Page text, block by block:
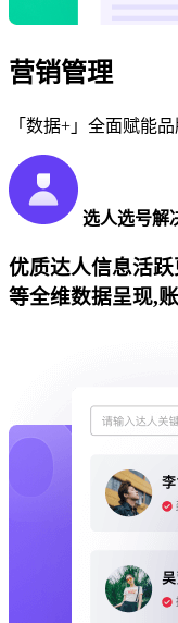
营销管理
「数据+」全面赋能
选人选号解
优质达人信息活
等全维数据呈现,